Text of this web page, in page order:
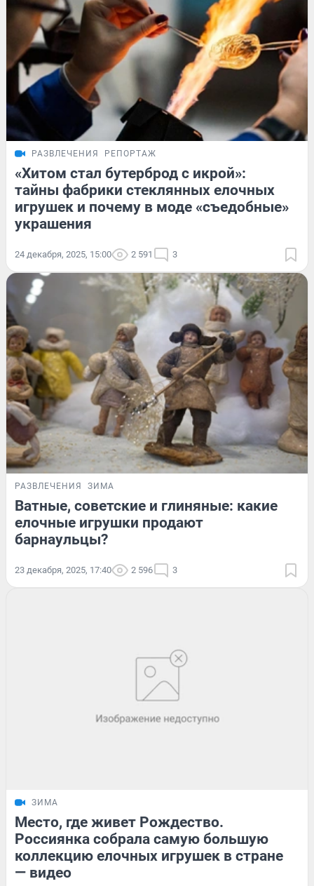
РАЗВЛЕЧЕНИЯ РЕПОРТАЖ
«Хитом стал бутерброд с икрой»:
тайны фабрики стеклянных елочных
игрушек и почему в моде «съедобные»
украшения
24 декабря, 2025, 15:00 2 591 3
РАЗВЛЕЧЕНИЯ ЗИМА
Ватные, советские и глиняные: какие
елочные игрушки продают
барнаульцы?
23 декабря, 2025, 17:40 2 596 3
ЗИМА
Место, где живет Рождество.
Россиянка собрала самую большую
коллекцию елочных игрушек в стране
— видео